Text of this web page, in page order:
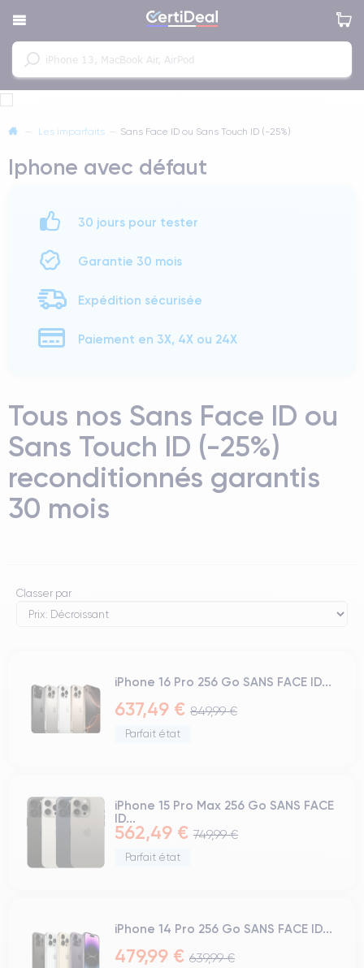
— Les imparfaits — Sans Face ID ou Sans Touch ID (-25%)
Iphone avec défaut
30 jours pour tester
Garantie 30 mois
Expédition sécurisée
Paiement en 3X, 4X ou 24X
Tous nos Sans Face ID ou
Sans Touch ID (-25%)
reconditionnés garantis
30 mois
Classer par
iPhone 16 Pro 256 Go SANS FACE ID...
637,49 € 849,99 €
Parfait état
iPhone 15 Pro Max 256 Go SANS FACE
ID...
562,49 € 749,99 €
Parfait état
iPhone 14 Pro 256 Go SANS FACE ID...
479,99 € 639,99 €